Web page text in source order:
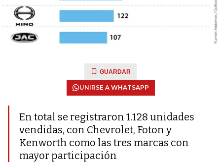
GUARDAR
UNIRSE A WHATSAPP
En total se registraron 1.128 unidades
vendidas, con Chevrolet, Foton y
Kenworth como las tres marcas con
mayor participación